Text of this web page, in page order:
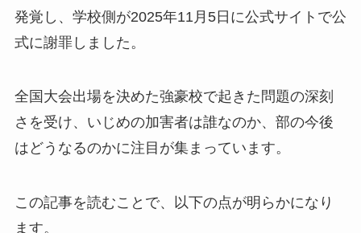
発覚し、学校側が2025年11月5日に公式サイトで公
式に謝罪しました。
全国大会出場を決めた強豪校で起きた問題の深刻
さを受け、いじめの加害者は誰なのか、部の今後
はどうなるのかに注目が集まっています。
この記事を読むことで、以下の点が明らかになり
ます。